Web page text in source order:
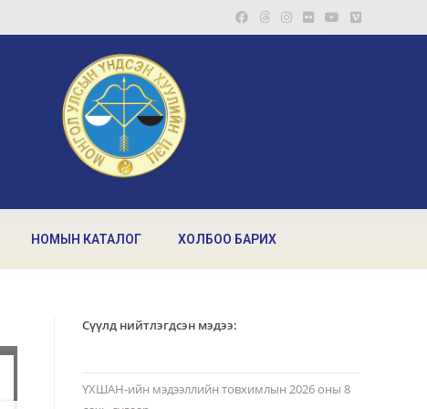
НОМЫН КАТАЛОГ ХОЛБОО БАРИХ
Сүүлд нийтлэгдсэн мэдээ:
ҮХШАН-ийн мэдээллийн товхимлын 2026 оны 8